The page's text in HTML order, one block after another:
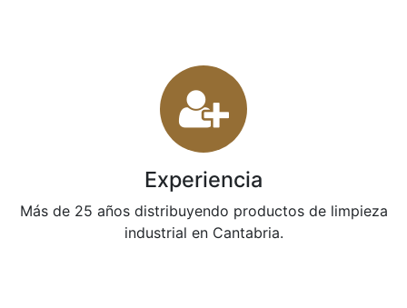
Experiencia
Más de 25 años distribuyendo productos de limpieza
industrial en Cantabria.